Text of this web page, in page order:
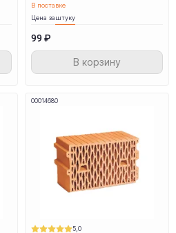
В поставке
Цена заштуку
99 ₽
В корзину
00014680
5,0